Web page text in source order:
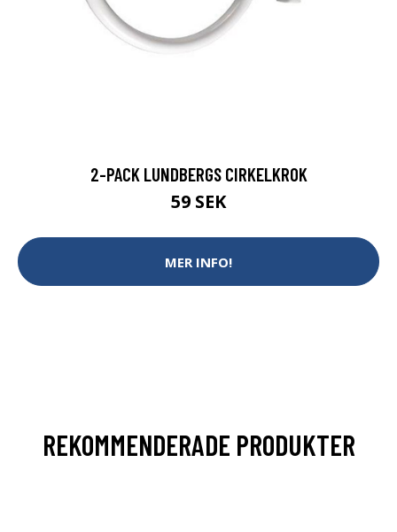
2-PACK LUNDBERGS CIRKELKROK
59 SEK
MER INFO!
REKOMMENDERADE PRODUKTER